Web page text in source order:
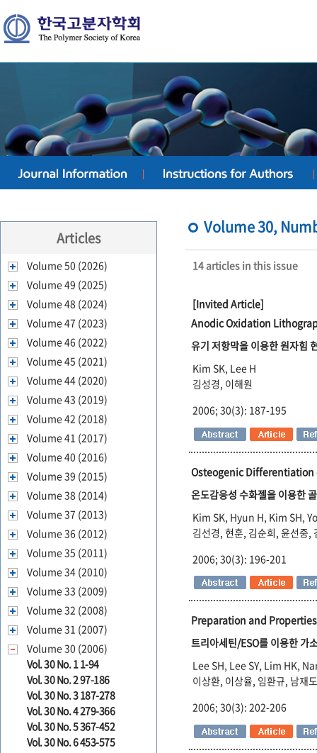
Articles
Volume 50 (2026)
Volume 49 (2025)
Volume 48 (2024)
Volume 47 (2023)
Volume 46 (2022)
Volume 45 (2021)
Volume 44 (2020)
Volume 43 (2019)
Volume 42 (2018)
Volume 41 (2017)
Volume 40 (2016)
Volume 39 (2015)
Volume 38 (2014)
Volume 37 (2013)
Volume 36 (2012)
Volume 35 (2011)
Volume 34 (2010)
Volume 33 (2009)
Volume 32 (2008)
Volume 31 (2007)
Volume 30 (2006)
Vol. 30 No. 1 1-94
Vol. 30 No. 2 97-186
Vol. 30 No. 3 187-278
Vol. 30 No. 4 279-366
Vol. 30 No. 5 367-452
Vol. 30 No. 6 453-575
Volume 30,
14 articles in this issue
[Invited Article]
Anodic Oxidation
유기 저항막을 이용한 원자힘
Kim SK, Lee H
김성경, 이해원
2006; 30(3): 187-195
Osteogenic Differentiation
온도감응성 수화젤을 이용한
Kim SK, Hyun H, Kim SH,
김선경, 현훈, 김순희, 윤선중,
2006; 30(3): 196-201
Preparation and
트리아세틴/ESO를 이용한 가
Lee SH, Lee SY, Lim HK,
이상환, 이상율, 임환규, 남재
2006; 30(3): 202-206